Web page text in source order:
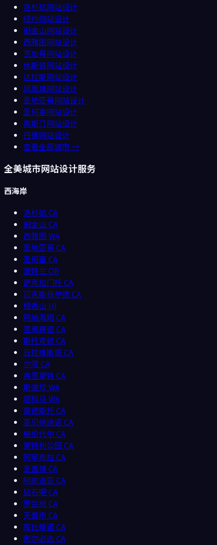
洛杉矶网站设计
纽约网站设计
旧金山网站设计
西雅图网站设计
芝加哥网站设计
休斯顿网站设计
达拉斯网站设计
凤凰城网站设计
圣地亚哥网站设计
圣何塞网站设计
奥斯汀网站设计
丹佛网站设计
查看全部城市 →
全美城市网站设计服务
西海岸
洛杉矶CA
旧金山 CA
西雅图 WA
圣地亚哥 CA
圣何塞CA
波特兰 OR
萨克拉门托 CA
贝克斯菲尔德CA
檀香山 HI
阿纳海姆CA
里弗赛德CA
斯托克顿 CA
丘拉维斯塔CA
尔湾CA
弗里蒙特 CA
斯波坎WA
塔科马 WA
莫德斯托 CA
圣贝纳迪诺CA
格伦代尔CA
蒙特利公园 CA
阿罕布拉CA
圣盖博CA
阿凯迪亚 CA
钻石吧CA
罗兰岗 CA
天普市 CA
库比蒂诺CA
密尔必达 CA